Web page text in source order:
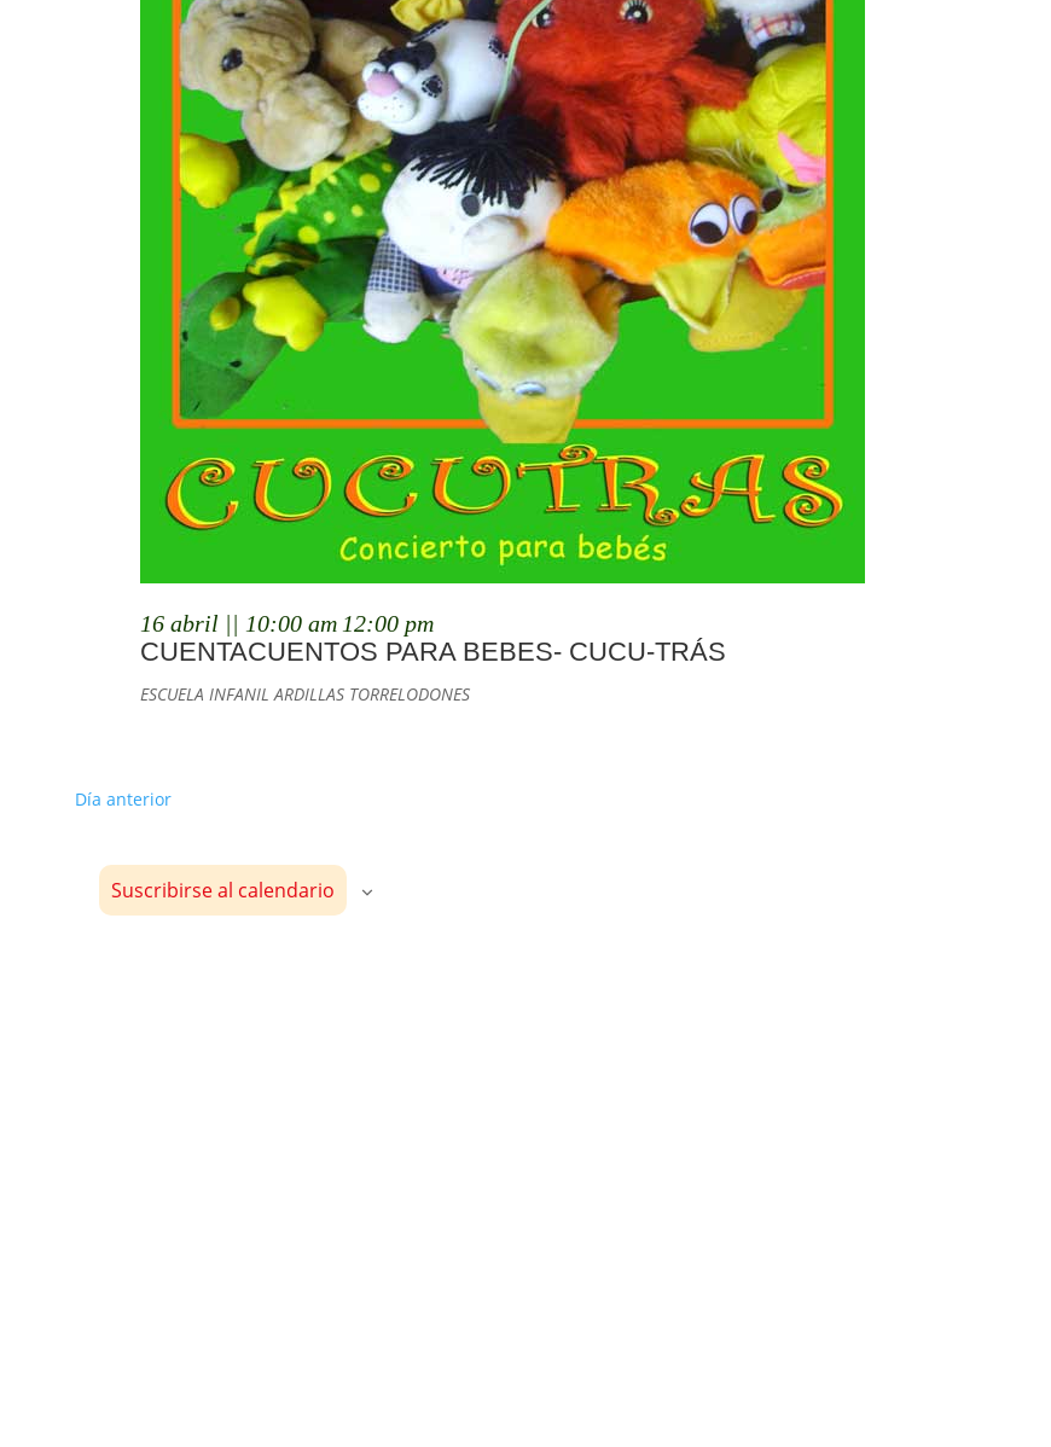
CUENTACUENTOS PARA BEBES- CUCU-TRÁS
16 abril || 10:00 am 12:00 pm
ESCUELA INFANIL ARDILLAS TORRELODONES
Día anterior
Suscribirse al calendario